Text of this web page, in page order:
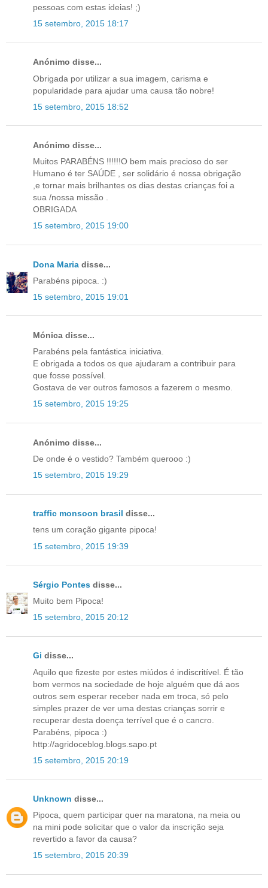
pessoas com estas ideias! ;)
15 setembro, 2015 18:17
Anónimo disse...
Obrigada por utilizar a sua imagem, carisma e
popularidade para ajudar uma causa tão nobre!
15 setembro, 2015 18:52
Anónimo disse...
Muitos PARABÉNS !!!!!!O bem mais precioso do ser
Humano é ter SAÚDE , ser solidário é nossa obrigação
,e tornar mais brilhantes os dias destas crianças foi a
sua /nossa missão .
OBRIGADA
15 setembro, 2015 19:00
Dona Maria disse...
Parabéns pipoca. :)
15 setembro, 2015 19:01
Mónica disse...
Parabéns pela fantástica iniciativa.
E obrigada a todos os que ajudaram a contribuir para
que fosse possível.
Gostava de ver outros famosos a fazerem o mesmo.
15 setembro, 2015 19:25
Anónimo disse...
De onde é o vestido? Também querooo :)
15 setembro, 2015 19:29
traffic monsoon brasil disse...
tens um coração gigante pipoca!
15 setembro, 2015 19:39
Sérgio Pontes disse...
Muito bem Pipoca!
15 setembro, 2015 20:12
Gi disse...
Aquilo que fizeste por estes miúdos é indiscritível. É tão
bom vermos na sociedade de hoje alguém que dá aos
outros sem esperar receber nada em troca, só pelo
simples prazer de ver uma destas crianças sorrir e
recuperar desta doença terrível que é o cancro.
Parabéns, pipoca :)
http://agridoceblog.blogs.sapo.pt
15 setembro, 2015 20:19
Unknown disse...
Pipoca, quem participar quer na maratona, na meia ou
na mini pode solicitar que o valor da inscrição seja
revertido a favor da causa?
15 setembro, 2015 20:39